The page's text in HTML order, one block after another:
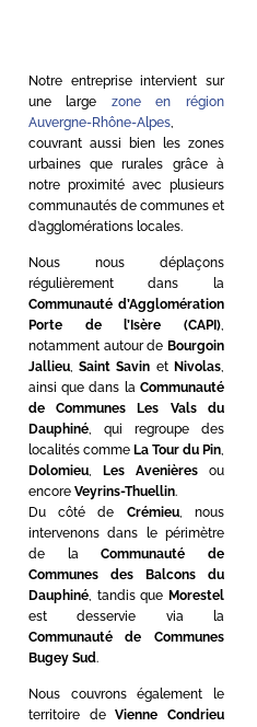
Notre entreprise intervient sur
une large zone en région
Auvergne-Rhône-Alpes,
couvrant aussi bien les zones
urbaines que rurales grâce à
notre proximité avec plusieurs
communautés de communes et
d’agglomérations locales.
Nous nous déplaçons
régulièrement dans la
Communauté d’Agglomération
Porte de l’Isère (CAPI),
notamment autour de Bourgoin
Jallieu,Saint Savin et Nivolas,
ainsi que dans la Communauté
de Communes Les Vals du
Dauphiné, qui regroupe des
localités comme La Tour du Pin,
Dolomieu, Les Avenièresou
encore Veyrins-Thuellin.
Du côté de Crémieu, nous
intervenons dans le périmètre
de laCommunauté de
Communes des Balcons du
Dauphiné, tandis que Morestel
est desservie via la
Communauté de Communes
Bugey Sud.
Nous couvrons également le
territoire deVienne Condrieu